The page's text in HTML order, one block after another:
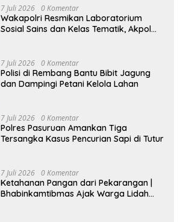
7 Juli 2026 0 Komentar
Wakapolri Resmikan Laboratorium
Sosial Sains dan Kelas Tematik, Akpol
7 Juli 2026 0 Komentar
Polisi di Rembang Bantu Bibit Jagung
dan Dampingi Petani Kelola Lahan
7 Juli 2026 0 Komentar
Polres Pasuruan Amankan Tiga
Tersangka Kasus Pencurian Sapi di Tutur
7 Juli 2026 0 Komentar
Ketahanan Pangan dari Pekarangan |
Bhabinkamtibmas Ajak Warga Lidah